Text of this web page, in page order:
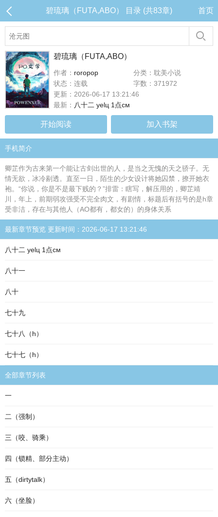
碧琉璃（FUTA,ABO） 目录 (共83章) 首页
碧琉璃（FUTA,ABO）
作者： roropop
分类：耽美小说
状态：连载
字数：371972
更新：2026-06-17 13:21:46
最新： 八十二 уelц 1点cм
开始阅读 加入书架
手机简介
卿芷作为古来第一个能让古剑出世的人，是当之无愧的天之骄子。无
情无欲，冰冷剔透。直至一日，陌生的少女设计将她囚禁，撩开她衣
袍。“你说，你是不是最下贱的？”排雷：瞎写，解压用的，卿芷靖
川，年上，前期弱攻强受不完全肉文，有剧情，标题后有括号的是h章
受非洁，存在与其他人（AO都有，都女的）的身体关系
最新章节预览 更新时间：2026-06-17 13:21:46
八十二 уelц 1点cм
八十一
八十
七十九
七十八（h）
七十七（h）
全部章节列表
一
二（强制）
三（咬、骑乘）
四（锁精、部分主动）
五（dirtytalk）
六（坐脸）